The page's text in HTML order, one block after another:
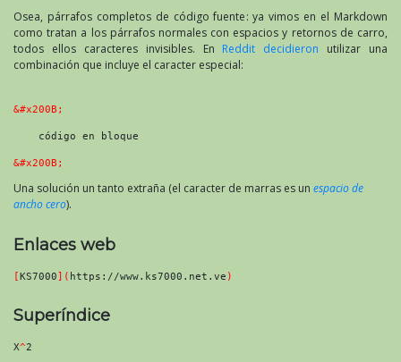
Osea, párrafos completos de código fuente: ya vimos en el Markdown
como tratan a los párrafos normales con espacios y retornos de carro,
todos ellos caracteres invisibles. En Reddit decidieron utilizar una
combinación que incluye el caracter especial:
&#x200B;
    código en bloque
Una solución un tanto extraña (el caracter de marras es un espacio de
ancho cero).
Enlaces web
[KS7000]( https://www.ks7000.net.ve )
Superíndice
X^2